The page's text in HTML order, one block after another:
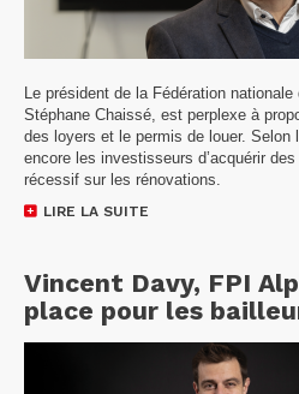
Le président de la Fédération nationale
Stéphane Chaissé, est perplexe à
des loyers et le permis de louer. Selon
encore les investisseurs d’acquérir
récessif sur les rénovations.
LIRE LA SUITE
Vincent Davy, FPI
place pour les